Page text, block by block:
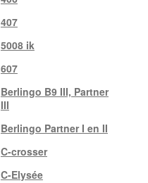
407
5008 ik
607
Berlingo B9 III, Partner
III
Berlingo Partner I en II
C-crosser
C-Elysée